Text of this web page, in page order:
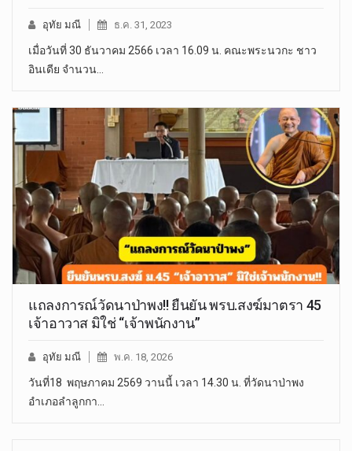
อุทัย มณี ธ.ค. 31, 2023
เมื่อวันที่ 30 ธันวาคม 2566 เวลา 16.09 น. คณะพระนวกะ ชาว
อินเดีย จำนวน…
แถลงการณ์วัดนาป่าพง!! ยืนยัน พรบ.สงฆ์มาตรา 45
เจ้าอาวาส มิใช่ “เจ้าพนักงาน”
อุทัย มณี พ.ค. 18, 2026
วันที่18 พฤษภาคม 2569 วานนี้ เวลา 14.30 น. ที่วัดนาป่าพง
อำเภอลำลูกกา…